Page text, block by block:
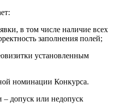
в том числе наличие всех
заполнения полей;
установленным
номинации Конкурса.
допуск или недопуск